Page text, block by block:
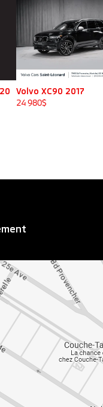
Volvo XC90 2017
24 980$